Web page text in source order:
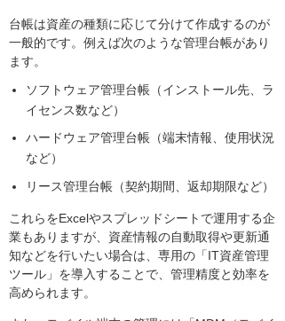
台帳は資産の種類に応じて分けて作成するのが
一般的です。例えば次のような管理台帳があり
ます。
ソフトウェア管理台帳（インストール先、ラ
イセンス数など）
ハードウェア管理台帳（端末情報、使用状況
など）
リース管理台帳（契約期間、返却期限など）
これらをExcelやスプレッドシートで運用する企
業もありますが、資産情報の自動取得や更新通
知などを行いたい場合は、専用の「IT資産管理
ツール」を導入することで、管理精度と効率を
高められます。